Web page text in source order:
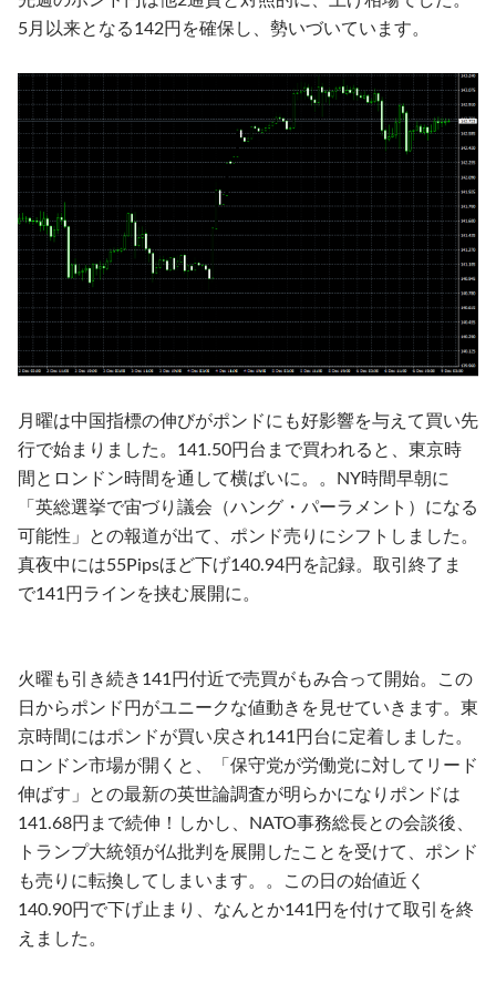
5月以来となる142円を確保し、勢いづいています。
月曜は中国指標の伸びがポンドにも好影響を与えて買い先
行で始まりました。141.50円台まで買われると、東京時
間とロンドン時間を通して横ばいに。。NY時間早朝に
「英総選挙で宙づり議会（ハング・パーラメント）になる
可能性」との報道が出て、ポンド売りにシフトしました。
真夜中には55Pipsほど下げ140.94円を記録。取引終了ま
で141円ラインを挟む展開に。
火曜も引き続き141円付近で売買がもみ合って開始。この
日からポンド円がユニークな値動きを見せていきます。東
京時間にはポンドが買い戻され141円台に定着しました。
ロンドン市場が開くと、「保守党が労働党に対してリード
伸ばす」との最新の英世論調査が明らかになりポンドは
141.68円まで続伸！しかし、NATO事務総長との会談後、
トランプ大統領が仏批判を展開したことを受けて、ポンド
も売りに転換してしまいます。。この日の始値近く
140.90円で下げ止まり、なんとか141円を付けて取引を終
えました。